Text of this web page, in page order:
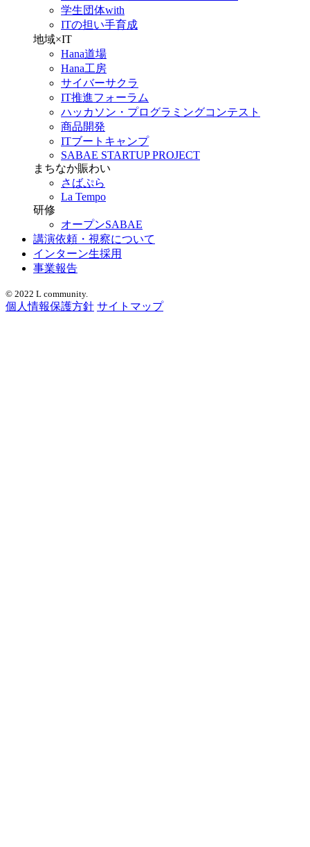
学生団体with
ITの担い手育成
地域×IT
Hana道場
Hana工房
サイバーサクラ
IT推進フォーラム
ハッカソン・プログラミングコンテスト
商品開発
ITブートキャンプ
SABAE STARTUP PROJECT
まちなか賑わい
さばぷら
La Tempo
研修
オープンSABAE
講演依頼・視察について
インターン生採用
事業報告
© 2022 L community.
個人情報保護方針 サイトマップ